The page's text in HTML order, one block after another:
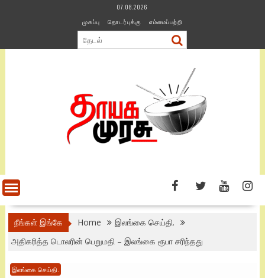
07.08.2026
முகப்பு
தொடர்புக்கு எம்மைப்பற்றி
நீங்கள் இங்கே Home
இலங்கை செய்தி.
அதிகரித்த டொலரின் பெறுமதி – இலங்கை ரூபா சரிந்தது
இலங்கை செய்தி.